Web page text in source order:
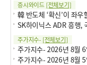
증시와이드 [전체보기]
韓 반도체 ‘확신’이 좌우
SK하이닉스 ADR 흥행,
주가지수- [전체보기]
주가지수- 2026년 8월 6
주가지수- 2026년 8월 5